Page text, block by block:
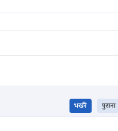
भर्खरै पुराना